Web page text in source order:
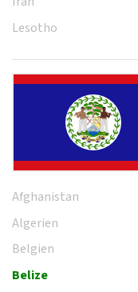
Lesotho
Afghanistan
Algerien
Belgien
Belize